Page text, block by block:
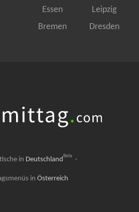
Essen
Leipzig
Bremen
Dresden
in DeutschlandBeta ·
in Österreich